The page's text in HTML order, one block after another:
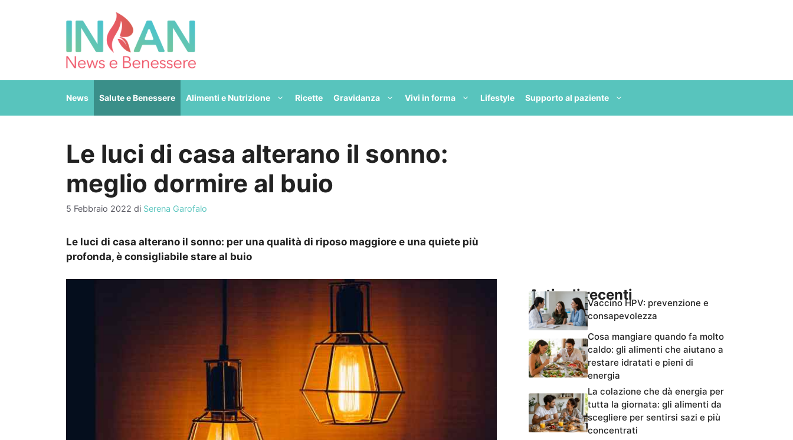
News Salute e Benessere Alimenti e Nutrizione Ricette Gravidanza Vivi in forma Lifestyle Supporto al paziente
Le luci di casa alterano il sonno:
meglio dormire al buio
5 Febbraio 2022 di Serena Garofalo
Le luci di casa alterano il sonno: per una qualità di riposo maggiore e una quiete più
profonda, è consigliabile stare al buio
Articoli recentiVaccino HPV: prevenzione e
consapevolezza
Cosa mangiare quando fa molto
caldo: gli alimenti che aiutano a
restare idratati e pieni di
energia
La colazione che dà energia per
tutta la giornata: gli alimenti da
scegliere per sentirsi sazi e più
concentrati